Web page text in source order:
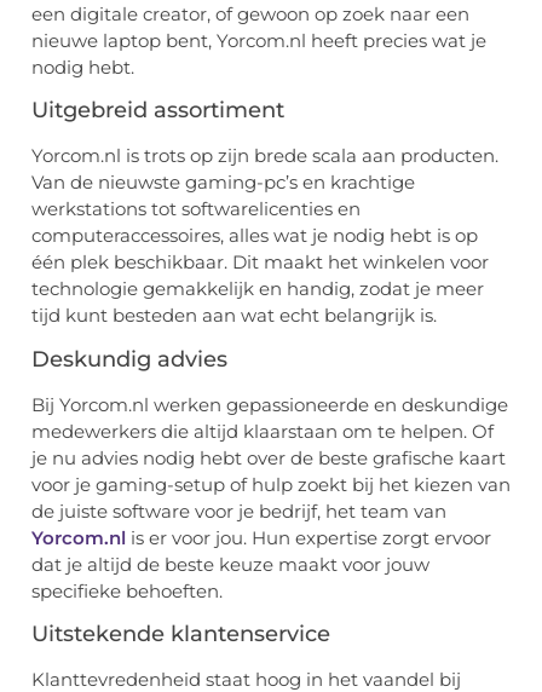
een digitale creator, of gewoon op zoek naar een
nieuwe laptop bent, Yorcom.nl heeft precies wat je
nodig hebt.
Uitgebreid assortiment
Yorcom.nl is trots op zijn brede scala aan producten.
Van de nieuwste gaming-pc’s en krachtige
werkstations tot softwarelicenties en
computeraccessoires, alles wat je nodig hebt is op
één plek beschikbaar. Dit maakt het winkelen voor
technologie gemakkelijk en handig, zodat je meer
tijd kunt besteden aan wat echt belangrijk is.
Deskundig advies
Bij Yorcom.nl werken gepassioneerde en deskundige
medewerkers die altijd klaarstaan om te helpen. Of
je nu advies nodig hebt over de beste grafische kaart
voor je gaming-setup of hulp zoekt bij het kiezen van
de juiste software voor je bedrijf, het team van
Yorcom.nl is er voor jou. Hun expertise zorgt ervoor
dat je altijd de beste keuze maakt voor jouw
specifieke behoeften.
Uitstekende klantenservice
Klanttevredenheid staat hoog in het vaandel bij